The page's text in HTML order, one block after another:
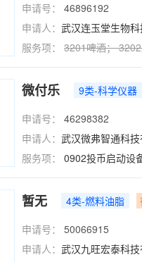
申请号： 46896192
申请人： 武汉连玉堂生物
服务项： 3201啤酒； 3202
微付乐 9类-科学仪器
申请号： 46298382
申请人： 武汉微弗智通科
服务项： 0902投币启动设
暂无 4类-燃料油脂
申请号： 50066915
申请人： 武汉九旺宏泰科